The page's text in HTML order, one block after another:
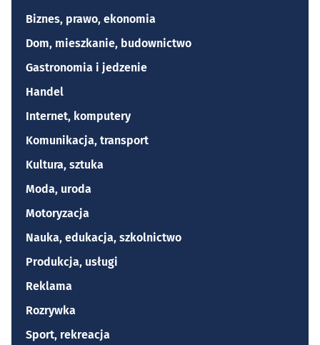
Biznes, prawo, ekonomia
Dom, mieszkanie, budownictwo
Gastronomia i jedzenie
Handel
Internet, komputery
Komunikacja, transport
Kultura, sztuka
Moda, uroda
Motoryzacja
Nauka, edukacja, szkolnictwo
Produkcja, usługi
Reklama
Rozrywka
Sport, rekreacja